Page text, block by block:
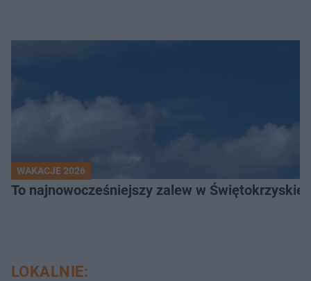
WAKACJE 2026
To najnowocześniejszy zalew w
LOKALNIE: